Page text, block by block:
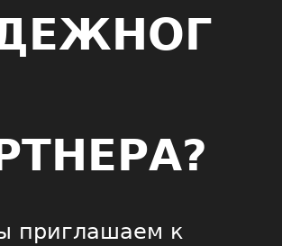
приглашаем к